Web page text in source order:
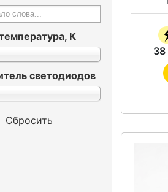
К
светодиодов
38